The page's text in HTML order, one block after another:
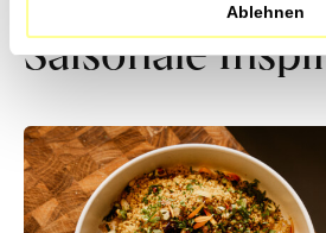
Ablehnen
Saisonale